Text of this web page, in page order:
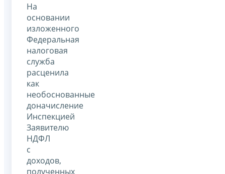
На
основании
изложенного
Федеральная
налоговая
служба
расценила
как
необоснованные
доначисление
Инспекцией
Заявителю
НДФЛ
с
доходов,
полученных